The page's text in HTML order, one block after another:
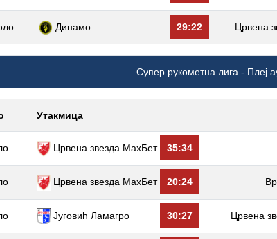
Динамо 29:22 Црвена
Супер рукометна лига - Плеј
Утакмица
Црвена звезда МаxБет 35:34
Црвена звезда МаxБет 20:24
Југовић Ламагро 30:27 Црвена